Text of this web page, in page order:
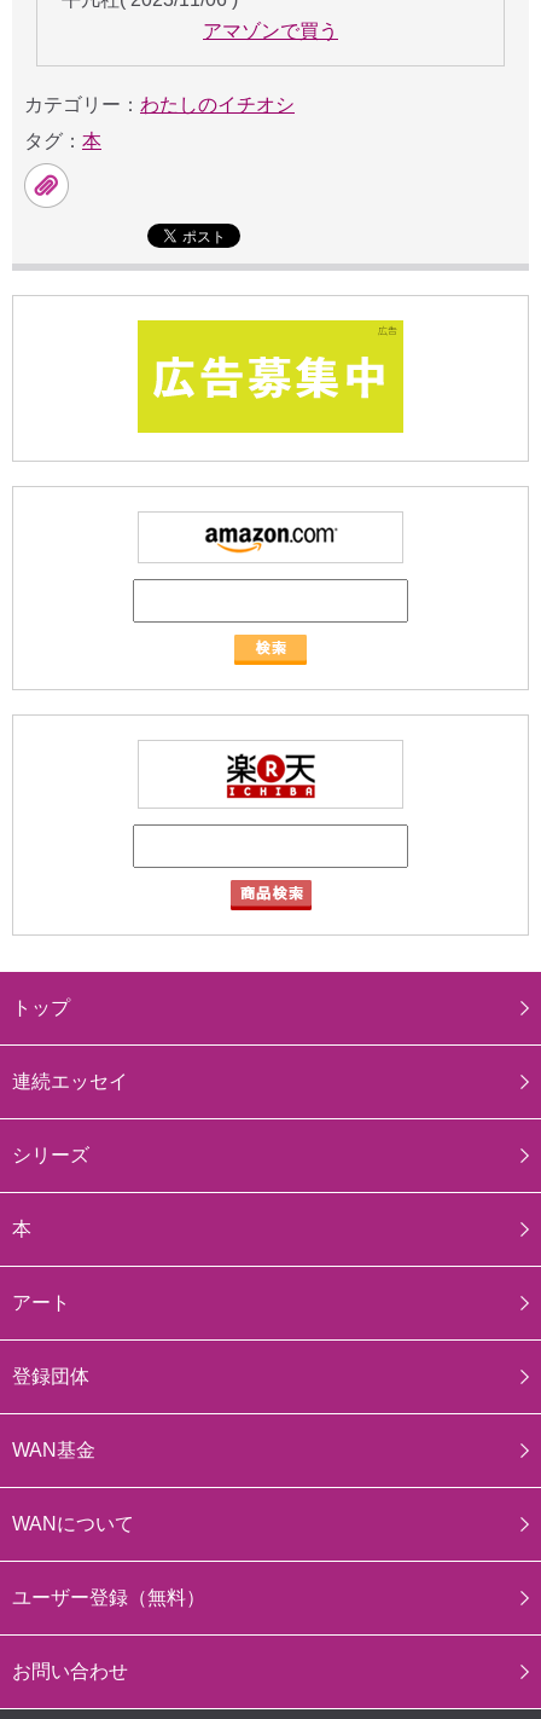
アマゾンで買う
カテゴリー： わたしのイチオシ
タグ： 本
トップ
連続エッセイ
シリーズ
本
アート
登録団体
WAN基金
WANについて
ユーザー登録（無料）
お問い合わせ